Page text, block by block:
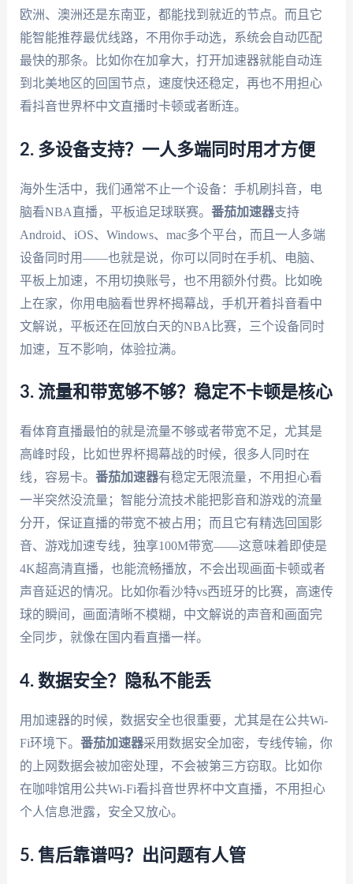
欧洲、澳洲还是东南亚，都能找到就近的节点。而且它
能智能推荐最优线路，不用你手动选，系统会自动匹配
最快的那条。比如你在加拿大，打开加速器就能自动连
到北美地区的回国节点，速度快还稳定，再也不用担心
看抖音世界杯中文直播时卡顿或者断连。
2. 多设备支持？一人多端同时用才方便
海外生活中，我们通常不止一个设备：手机刷抖音，电
脑看NBA直播，平板追足球联赛。 番茄加速器支持
Android、iOS、Windows、mac多个平台，而且一人多端
设备同时用——也就是说，你可以同时在手机、电脑、
平板上加速，不用切换账号，也不用额外付费。比如晚
上在家，你用电脑看世界杯揭幕战，手机开着抖音看中
文解说，平板还在回放白天的NBA比赛，三个设备同时
加速，互不影响，体验拉满。
3. 流量和带宽够不够？稳定不卡顿是核心
看体育直播最怕的就是流量不够或者带宽不足，尤其是
高峰时段，比如世界杯揭幕战的时候，很多人同时在
线，容易卡。 番茄加速器有稳定无限流量，不用担心看
一半突然没流量；智能分流技术能把影音和游戏的流量
分开，保证直播的带宽不被占用；而且它有精选回国影
音、游戏加速专线，独享100M带宽——这意味着即使是
4K超高清直播，也能流畅播放，不会出现画面卡顿或者
声音延迟的情况。比如你看沙特vs西班牙的比赛，高速传
球的瞬间，画面清晰不模糊，中文解说的声音和画面完
全同步，就像在国内看直播一样。
4. 数据安全？隐私不能丢
用加速器的时候，数据安全也很重要，尤其是在公共Wi-
Fi环境下。 番茄加速器采用数据安全加密，专线传输，你
的上网数据会被加密处理，不会被第三方窃取。比如你
在咖啡馆用公共Wi-Fi看抖音世界杯中文直播，不用担心
个人信息泄露，安全又放心。
5. 售后靠谱吗？出问题有人管